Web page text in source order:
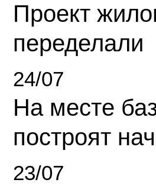
Проект
переделали
24/07
На месте
построят
23/07